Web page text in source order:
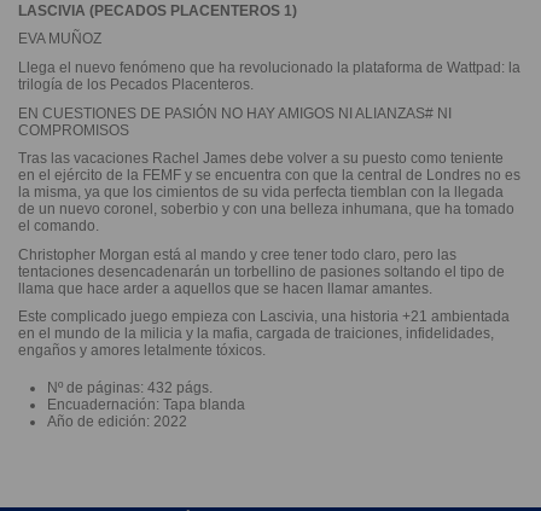
LASCIVIA (PECADOS PLACENTEROS 1)
EVA MUÑOZ
Llega el nuevo fenómeno que ha revolucionado la plataforma de Wattpad: la
trilogía de los Pecados Placenteros.
EN CUESTIONES DE PASIÓN NO HAY AMIGOS NI ALIANZAS# NI
COMPROMISOS
Tras las vacaciones Rachel James debe volver a su puesto como teniente
en el ejército de la FEMF y se encuentra con que la central de Londres no es
la misma, ya que los cimientos de su vida perfecta tiemblan con la llegada
de un nuevo coronel, soberbio y con una belleza inhumana, que ha tomado
el comando.
Christopher Morgan está al mando y cree tener todo claro, pero las
tentaciones desencadenarán un torbellino de pasiones soltando el tipo de
llama que hace arder a aquellos que se hacen llamar amantes.
Este complicado juego empieza con Lascivia, una historia +21 ambientada
en el mundo de la milicia y la mafia, cargada de traiciones, infidelidades,
engaños y amores letalmente tóxicos.
Nº de páginas: 432 págs.
Encuadernación: Tapa blanda
Año de edición: 2022